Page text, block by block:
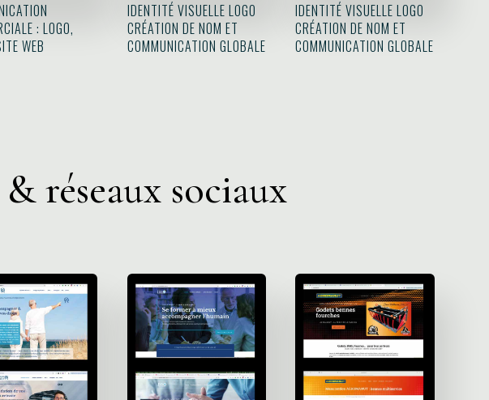
: LOGO,
WEB
IDENTITÉ VISUELLE LOGO
CRÉATION DE NOM ET
COMMUNICATION GLOBALE
IDENTITÉ VISUELLE LOGO
CRÉATION DE NOM ET
COMMUNICATION GLOBALE
réseaux sociaux